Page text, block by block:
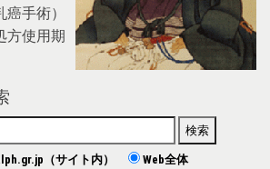
手術）
方使用期
（サイト内） Web全体